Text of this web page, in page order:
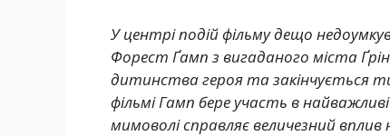
У центрі подій фільму дещо
Форест Ґамп з вигаданого міста
дитинства героя та закінчується
фільмі Гамп бере участь в
мимоволі справляє величезний